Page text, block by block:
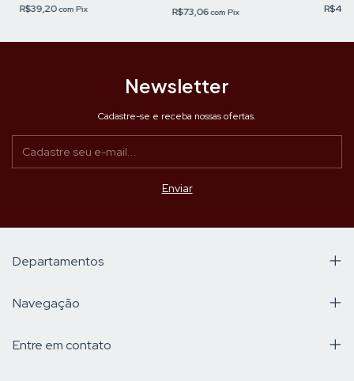
R$39,20com Pix R$73,06com Pix
Newsletter
Cadastre-se e receba nossas ofertas.
Departamentos
Navegação
Entre em contato